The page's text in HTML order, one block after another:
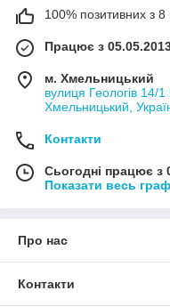
100% позитивних з 8
Працює з
м. Хмельницький
вулиця Геологів 14/
Хмельницький,
Контакти
Сьогодні працює з
Показати весь
Про нас
Контакти